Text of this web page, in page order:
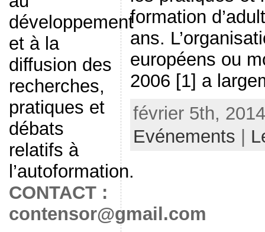
développement
et à la
diffusion des
recherches,
pratiques et
débats
relatifs à
l’autoformation.
CONTACT :
contensor@gmail.com
formation
ans.
européens ou
2006 [1] a
février 5th,
Evénements